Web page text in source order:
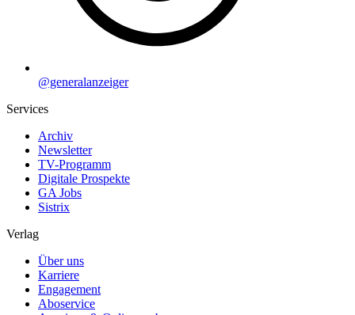
@generalanzeiger
Services
Archiv
Newsletter
TV-Programm
Digitale Prospekte
GA Jobs
Sistrix
Verlag
Über uns
Karriere
Engagement
Aboservice